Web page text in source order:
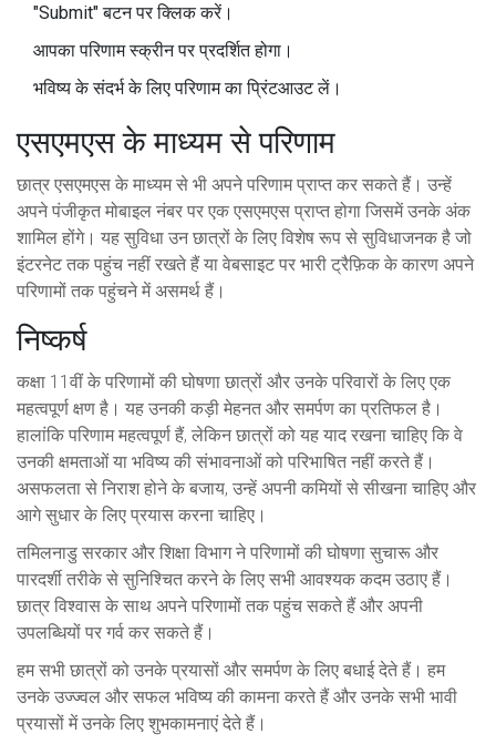
"Submit" बटन पर क्लिक करें।
आपका परिणाम स्क्रीन पर प्रदर्शित होगा।
भविष्य के संदर्भ के लिए परिणाम का प्रिंटआउट लें।
एसएमएस के माध्यम से परिणाम
छात्र एसएमएस के माध्यम से भी अपने परिणाम प्राप्त कर सकते हैं। उन्हें
अपने पंजीकृत मोबाइल नंबर पर एक एसएमएस प्राप्त होगा जिसमें उनके अंक
शामिल होंगे। यह सुविधा उन छात्रों के लिए विशेष रूप से सुविधाजनक है जो
इंटरनेट तक पहुंच नहीं रखते हैं या वेबसाइट पर भारी ट्रैफ़िक के कारण अपने
परिणामों तक पहुंचने में असमर्थ हैं।
निष्कर्ष
कक्षा 11वीं के परिणामों की घोषणा छात्रों और उनके परिवारों के लिए एक
महत्वपूर्ण क्षण है। यह उनकी कड़ी मेहनत और समर्पण का प्रतिफल है।
हालांकि परिणाम महत्वपूर्ण हैं, लेकिन छात्रों को यह याद रखना चाहिए कि वे
उनकी क्षमताओं या भविष्य की संभावनाओं को परिभाषित नहीं करते हैं।
असफलता से निराश होने के बजाय, उन्हें अपनी कमियों से सीखना चाहिए और
आगे सुधार के लिए प्रयास करना चाहिए।
तमिलनाडु सरकार और शिक्षा विभाग ने परिणामों की घोषणा सुचारू और
पारदर्शी तरीके से सुनिश्चित करने के लिए सभी आवश्यक कदम उठाए हैं।
छात्र विश्वास के साथ अपने परिणामों तक पहुंच सकते हैं और अपनी
उपलब्धियों पर गर्व कर सकते हैं।
हम सभी छात्रों को उनके प्रयासों और समर्पण के लिए बधाई देते हैं। हम
उनके उज्ज्वल और सफल भविष्य की कामना करते हैं और उनके सभी भावी
प्रयासों में उनके लिए शुभकामनाएं देते हैं।